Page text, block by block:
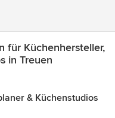
für Küchenhersteller,
in Treuen
& Küchenstudios